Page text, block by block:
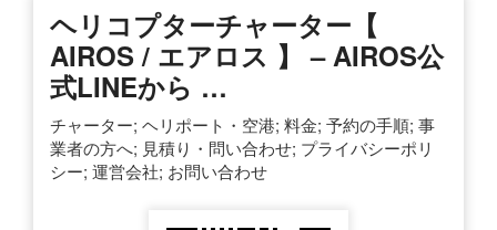
ヘリコプターチャーター【
AIROS / エアロス 】 – AIROS公
式LINEから …
チャーター; ヘリポート・空港; 料金; 予約の手順; 事
業者の方へ; 見積り・問い合わせ; プライバシーポリ
シー; 運営会社; お問い合わせ